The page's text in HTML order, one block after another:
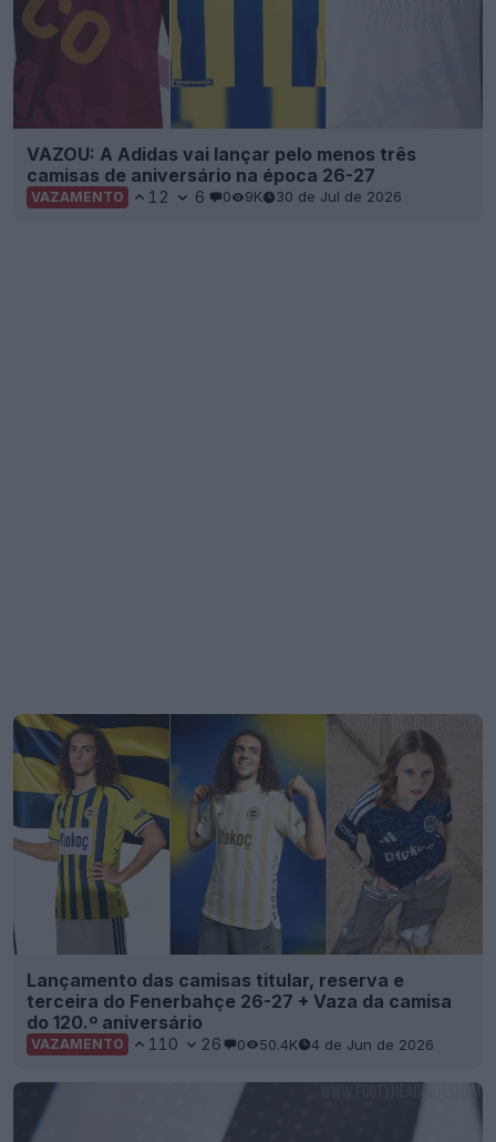
VAZOU: A Adidas vai lançar pelo menos três
camisas de aniversário na época 26-27
VAZAMENTO 12 6 0 9K 30 de Jul de 2026
Lançamento das camisas titular, reserva e
terceira do Fenerbahçe 26-27 + Vaza da camisa
do 120.º aniversário
VAZAMENTO 110 26 0 50.4K 4 de Jun de 2026